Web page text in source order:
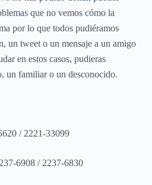
que no vemos cómo la
por lo que todos pudiéramos
un tweet o un mensaje a un amigo
en estos casos, pudieras
un familiar o un desconocido.
/ 2221-33099
6908 / 2237-6830